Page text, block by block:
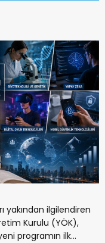
yakından ilgilendiren
Kurulu (YÖK),
programın ilk...